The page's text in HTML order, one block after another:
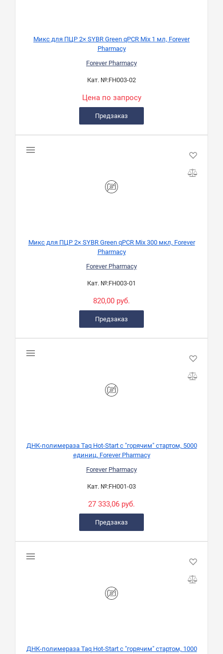
Микс для ПЦР 2× SYBR Green qPCR Mix 1 мл, Forever
Pharmacy
Forever Pharmacy
Кат. №:FH003-02
Цена по запросу
Предзаказ
Микс для ПЦР 2× SYBR Green qPCR Mix 300 мкл, Forever
Pharmacy
Forever Pharmacy
Кат. №:FH003-01
820,00 руб.
Предзаказ
ДНК-полимераза Taq Hot-Start с "горячим" стартом, 5000
единиц, Forever Pharmacy
Forever Pharmacy
Кат. №:FH001-03
27 333,06 руб.
Предзаказ
ДНК-полимераза Taq Hot-Start с "горячим" стартом, 1000